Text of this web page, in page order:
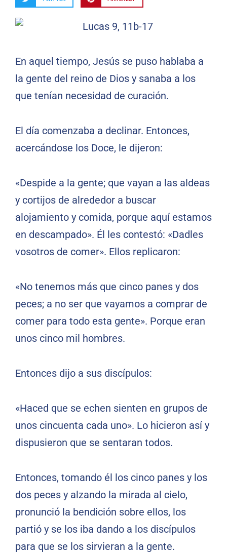
En aquel tiempo, Jesús se puso hablaba a
la gente del reino de Dios y sanaba a los
que tenían necesidad de curación.
El día comenzaba a declinar. Entonces,
acercándose los Doce, le dijeron:
«Despide a la gente; que vayan a las aldeas
y cortijos de alrededor a buscar
alojamiento y comida, porque aquí estamos
en descampado». Él les contestó: «Dadles
vosotros de comer». Ellos replicaron:
«No tenemos más que cinco panes y dos
peces; a no ser que vayamos a comprar de
comer para todo esta gente». Porque eran
unos cinco mil hombres.
Entonces dijo a sus discípulos:
«Haced que se echen sienten en grupos de
unos cincuenta cada uno». Lo hicieron así y
dispusieron que se sentaran todos.
Entonces, tomando él los cinco panes y los
dos peces y alzando la mirada al cielo,
pronunció la bendición sobre ellos, los
partió y se los iba dando a los discípulos
para que se los sirvieran a la gente.